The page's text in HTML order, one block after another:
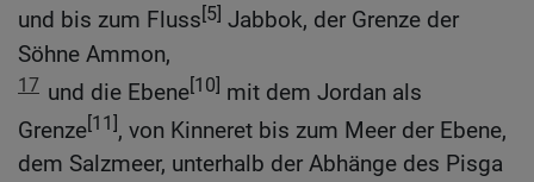
und bis zum Fluss[5] Jabbok, der Grenze der
Söhne Ammon,
17 und die Ebene[10] mit dem Jordan als
Grenze[11], von Kinneret bis zum Meer der Ebene,
dem Salzmeer, unterhalb der Abhänge des Pisga